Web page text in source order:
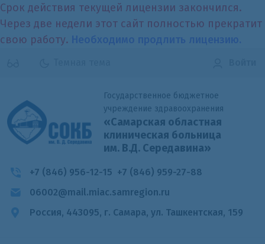
Срок действия текущей лицензии закончился.
Через две недели этот сайт полностью прекратит
свою работу.
Государственное бюджетное
учреждение здравоохранения
«Самарская областная
клиническая больница
им. В.Д. Середавина»
+7 (846) 956-12-15 +7 (846) 959-27-88
06002@mail.miac.samregion.ru
Россия, 443095, г. Самара, ул. Ташкентская, 159